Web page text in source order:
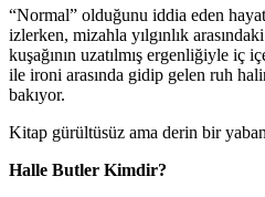
“Normal” olduğunu iddia eden
izlerken, mizahla yılgınlık
kuşağının uzatılmış ergenliğiyle iç
ile ironi arasında gidip gelen ruh
bakıyor.
Kitap gürültüsüz ama derin bir
Halle Butler Kimdir?